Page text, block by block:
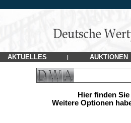
AKTUELLES | AUKTIONEN
Hier finden
Weitere Optionen